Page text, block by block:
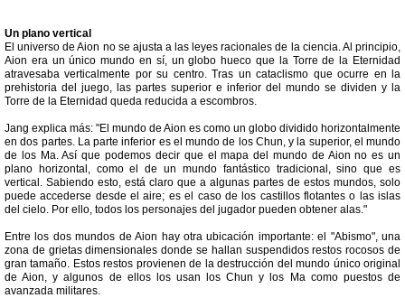
Un plano vertical
El universo de Aion no se ajusta a las leyes racionales de la ciencia. Al principio,
Aion era un único mundo en sí, un globo hueco que la Torre de la Eternidad
atravesaba verticalmente por su centro. Tras un cataclismo que ocurre en la
prehistoria del juego, las partes superior e inferior del mundo se dividen y la
Torre de la Eternidad queda reducida a escombros.
Jang explica más: "El mundo de Aion es como un globo dividido horizontalmente
en dos partes. La parte inferior es el mundo de los Chun, y la superior, el mundo
de los Ma. Así que podemos decir que el mapa del mundo de Aion no es un
plano horizontal, como el de un mundo fantástico tradicional, sino que es
vertical. Sabiendo esto, está claro que a algunas partes de estos mundos, solo
puede accederse desde el aire; es el caso de los castillos flotantes o las islas
del cielo. Por ello, todos los personajes del jugador pueden obtener alas."
Entre los dos mundos de Aion hay otra ubicación importante: el "Abismo", una
zona de grietas dimensionales donde se hallan suspendidos restos rocosos de
gran tamaño. Estos restos provienen de la destrucción del mundo único original
de Aion, y algunos de ellos los usan los Chun y los Ma como puestos de
avanzada militares.